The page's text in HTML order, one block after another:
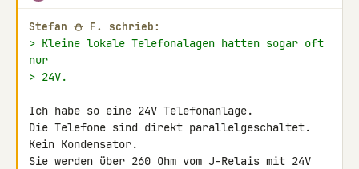
Stefan ⛄ F. schrieb:
> Kleine lokale Telefonalagen hatten sogar oft
nur
> 24V.
Ich habe so eine 24V Telefonanlage.
Die Telefone sind direkt parallelgeschaltet.
Kein Kondensator.
Sie werden über 260 Ohm vom J-Relais mit 24V